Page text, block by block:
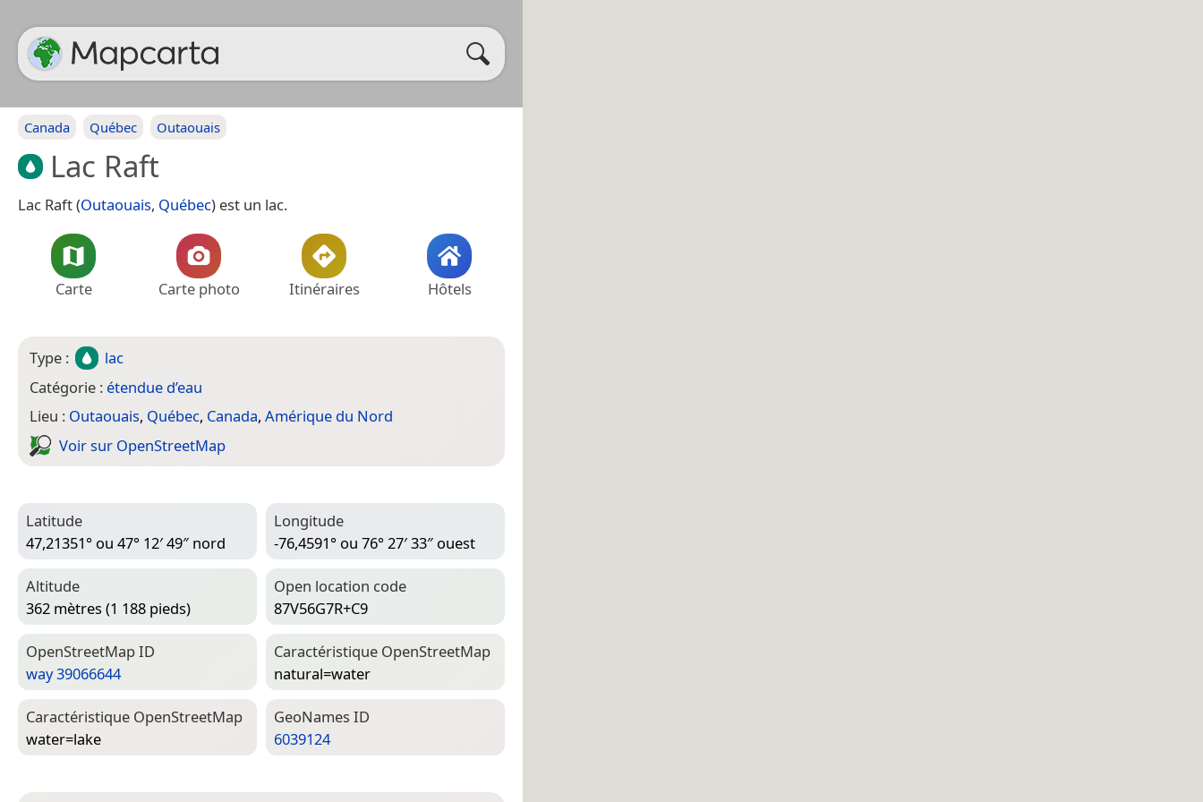
Canada Québec Outaouais
Lac Raft
Lac Raft (Outaouais, Québec) est un lac.
Carte Carte photo Itinéraires Hôtels
Type :
lac
Catégorie : étendue d’eau
Lieu : Outaouais, Québec, Canada, Amérique du Nord
Voir sur Open­Street­Map
Latitude
47,21351° ou 47° 12′ 49″ nord
Longitude
-76,4591° ou 76° 27′ 33″ ouest
Altitude
362 mètres (1 188 pieds)
Open location code
87V56G7R+C9
Open­Street­Map ID
way 39066644
Caractéristique Open­Street­Map
natural=­water
Caractéristique Open­Street­Map
water=­lake
Geo­Names ID
6039124